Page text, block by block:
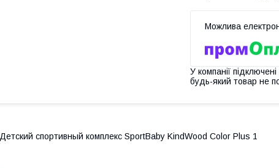
У компанії
будь-який товар не
Детский спортивный комплекс SportBaby KindWood Color Plus 1